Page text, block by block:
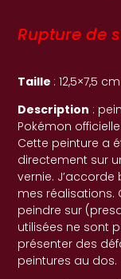
Rupture de
Taille : 12,5×7,5
Description :
Pokémon
Cette peinture a
directement sur
vernie.
mes réalisations.
peindre sur
utilisées ne sont
présenter des
peintures au dos.